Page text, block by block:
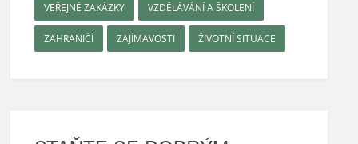
VEŘEJNÉ ZAKÁZKY VZDĚLÁVÁNÍ A ŠKOLENÍ
ZAHRANIČÍ ZAJÍMAVOSTI ŽIVOTNÍ SITUACE